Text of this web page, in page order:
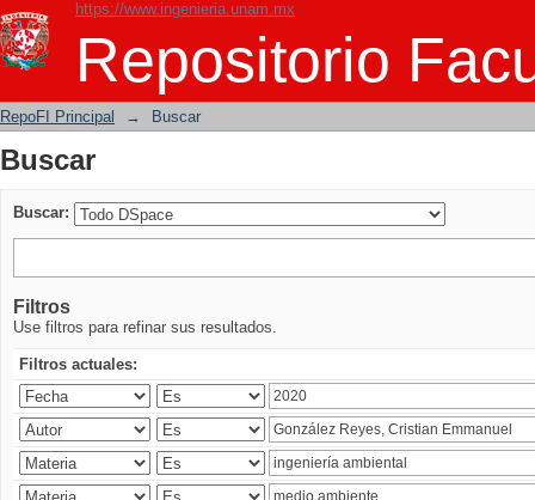
https://www.ingenieria.unam.mx
Repositorio
Buscar
RepoFI Principal → Buscar
Buscar
Buscar:
Filtros
Use filtros para refinar sus resultados.
Filtros actuales: